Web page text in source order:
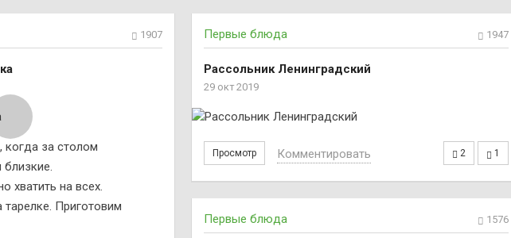
полностью сохраняет в течение нескольких месяцев (при правильном хранении - до
свойства.
1907
когда за столом
хватить на всех.
Приготовим
Первые блюда 1947
Рассольник Ленинградский
29 окт 2019
Просмотр 2 1
Комментировать
Первые блюда 1576